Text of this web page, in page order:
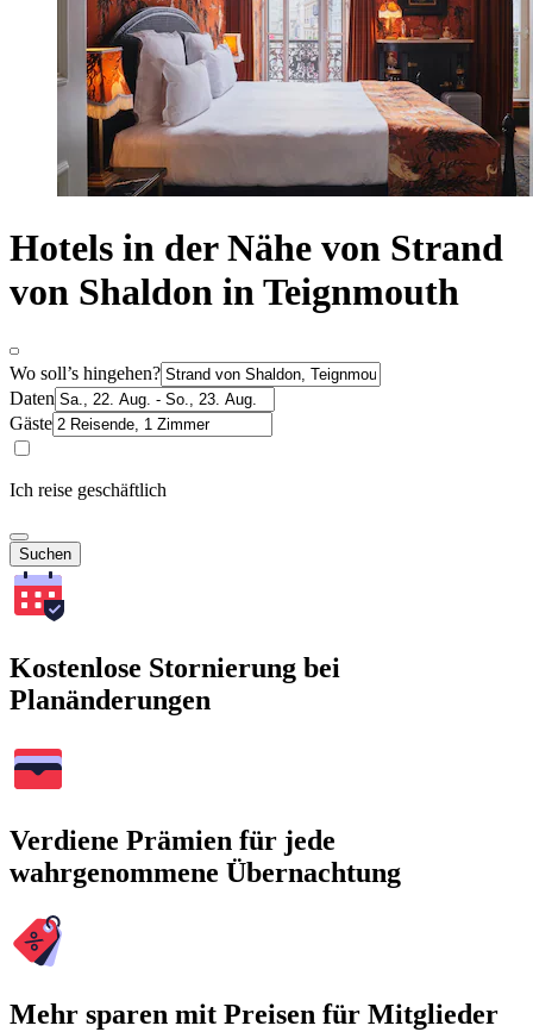
Hotels in der Nähe von Strand
von Shaldon in Teignmouth
Wo soll’s hingehen?
Daten
Gäste
Ich reise geschäftlich
Suchen
Kostenlose Stornierung bei
Planänderungen
Verdiene Prämien für jede
wahrgenommene Übernachtung
Mehr sparen mit Preisen für Mitglieder